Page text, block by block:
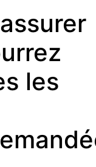
assurer
les